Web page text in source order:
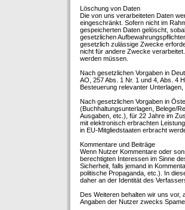
Löschung von Daten
Die von uns verarbeiteten Daten
eingeschränkt. Sofern nicht im
gespeicherten Daten gelöscht,
gesetzlichen
gesetzlich zulässige Zwecke
nicht für andere Zwecke
werden müssen.
Nach gesetzlichen Vorgaben in
AO, 257 Abs. 1 Nr. 1 und 4, Abs. 4
Besteuerung relevanter
Nach gesetzlichen Vorgaben in
(Buchhaltungsunterlagen, Belege/
Ausgaben, etc.), für 22 Jahre im
mit elektronisch erbrachten
in EU-Mitgliedstaaten erbracht
Kommentare und Beiträge
Wenn Nutzer Kommentare oder
berechtigten Interessen im Sinne
Sicherheit, falls jemand in
politische Propaganda, etc.). In
daher an der Identität des
Des Weiteren behalten wir uns vor,
Angaben der Nutzer zwecks